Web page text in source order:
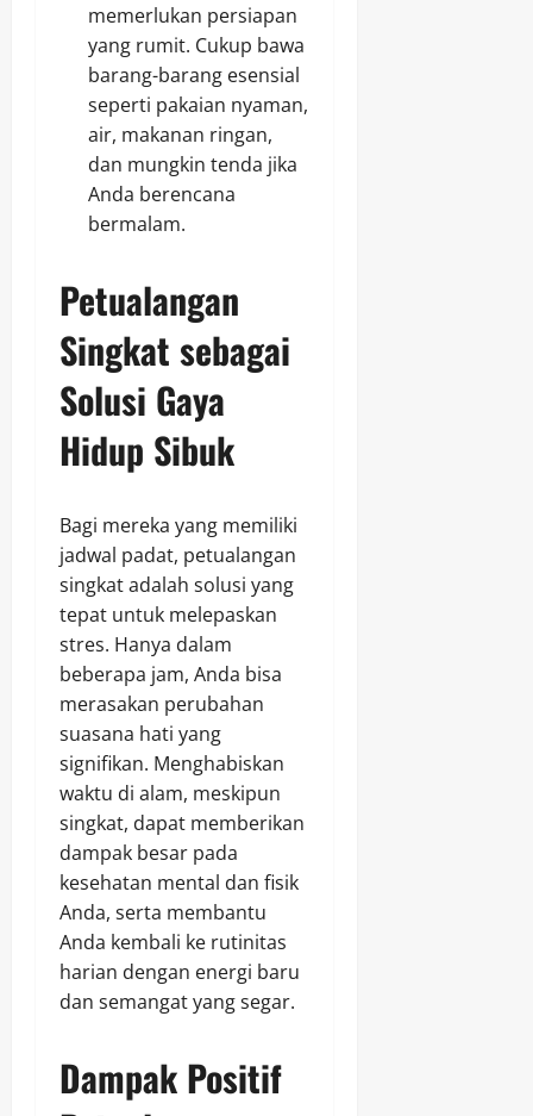
memerlukan persiapan
yang rumit. Cukup bawa
barang-barang esensial
seperti pakaian nyaman,
air, makanan ringan,
dan mungkin tenda jika
Anda berencana
bermalam.
Petualangan
Singkat sebagai
Solusi Gaya
Hidup Sibuk
Bagi mereka yang memiliki
jadwal padat, petualangan
singkat adalah solusi yang
tepat untuk melepaskan
stres. Hanya dalam
beberapa jam, Anda bisa
merasakan perubahan
suasana hati yang
signifikan. Menghabiskan
waktu di alam, meskipun
singkat, dapat memberikan
dampak besar pada
kesehatan mental dan fisik
Anda, serta membantu
Anda kembali ke rutinitas
harian dengan energi baru
dan semangat yang segar.
Dampak Positif